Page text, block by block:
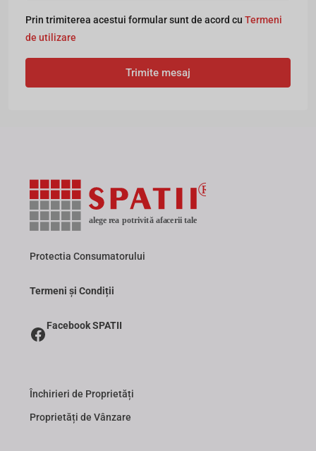
Prin trimiterea acestui formular sunt de acord cu Termeni
de utilizare
Trimite mesaj
Protectia Consumatorului
Termeni și Condiții
Facebook SPATII
Închirieri de Proprietăți
Proprietăți de Vânzare